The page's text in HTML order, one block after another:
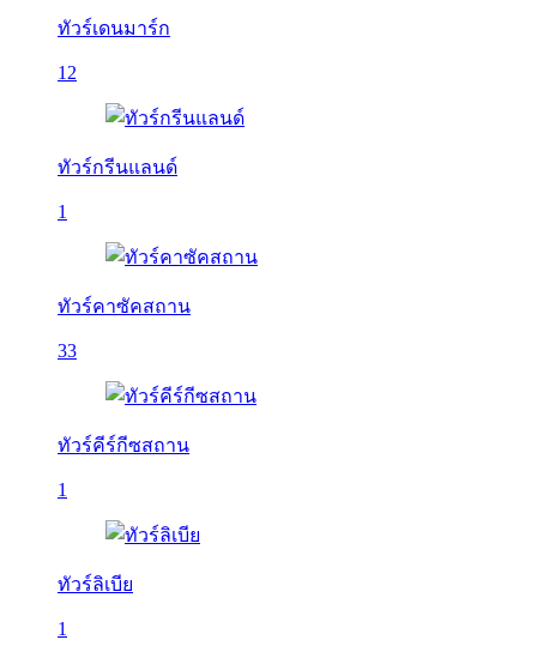
ทัวร์เดนมาร์ก
12
ทัวร์กรีนแลนด์
1
ทัวร์คาซัคสถาน
33
ทัวร์คีร์กีซสถาน
1
ทัวร์ลิเบีย
1